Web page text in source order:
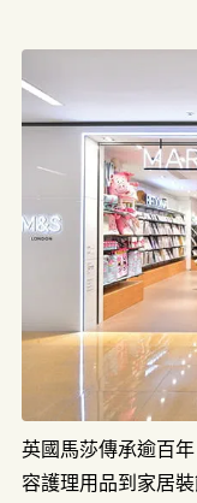
英國馬莎傳承逾百
容護理用品到家居